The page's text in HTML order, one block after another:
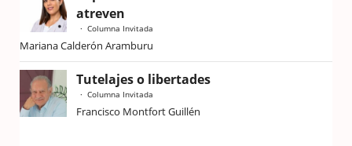
atreven
Columna Invitada
Mariana Calderón Aramburu
Tutelajes o libertades
Columna Invitada
Francisco Montfort Guillén